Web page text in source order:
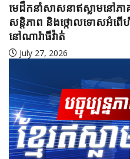
មេដឹកនាំសាសនាឥស្លាមនៅភ
សន្តិភាព និងថ្កោលទោសអំពើហិ
នៅណារ៉ាធីវ៉ាត់
July 27, 2026